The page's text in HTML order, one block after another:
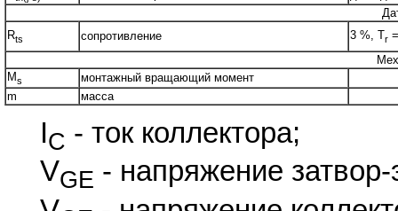
Rts сопротивление 3 %, Tr
Ms
монтажный вращающий момент
m
масса
IC - ток коллектора;
VGE - напряжение